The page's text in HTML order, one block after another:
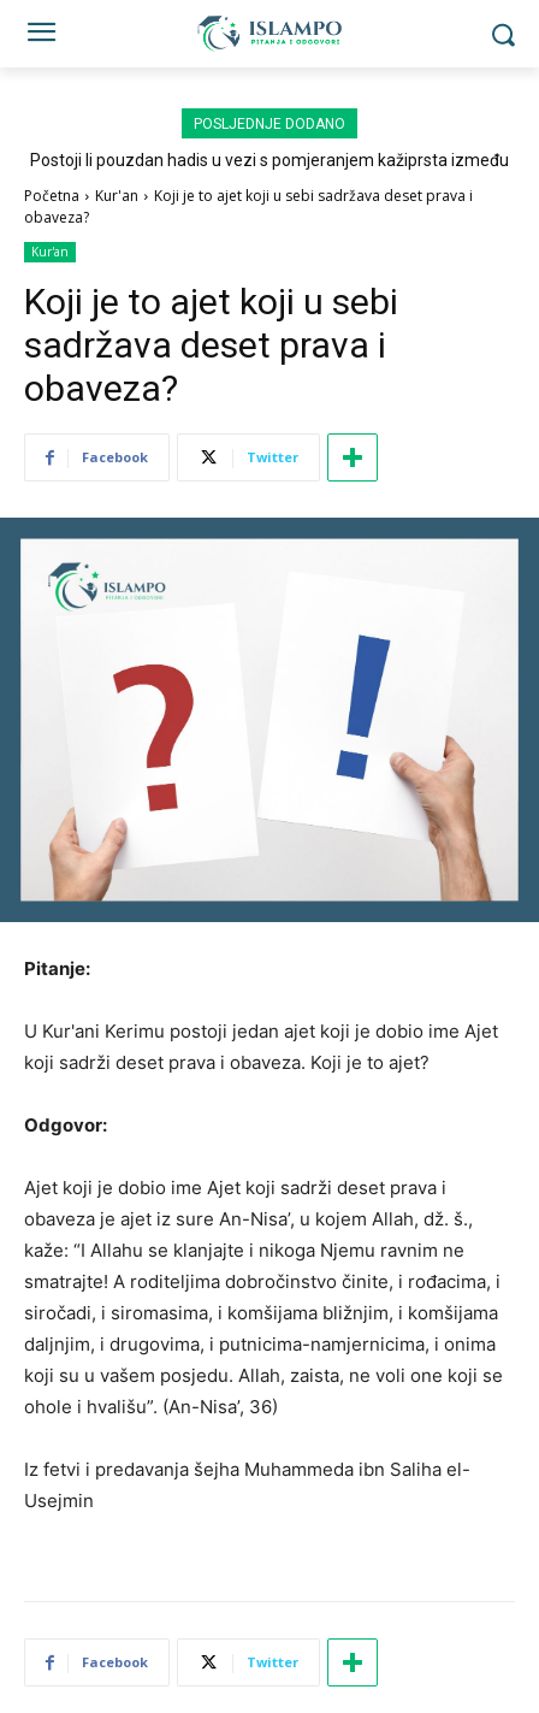
POSLJEDNJE DODANO
Postoji li pouzdan hadis u vezi s pomjeranjem kažiprsta između
Početna Kur'an
Koji je to ajet koji u sebi sadržava deset prava i
obaveza?
Kur'an
Koji je to ajet koji u sebi
sadržava deset prava i
obaveza?
Facebook Twitter
Pitanje:
U Kur'ani Kerimu postoji jedan ajet koji je dobio ime Ajet
koji sadrži deset prava i obaveza. Koji je to ajet?
Odgovor:
Ajet koji je dobio ime Ajet koji sadrži deset prava i
obaveza je ajet iz sure An-Nisa’, u kojem Allah, dž. š.,
kaže: “I Allahu se klanjajte i nikoga Njemu ravnim ne
smatrajte! A roditeljima dobročinstvo činite, i rođacima, i
siročadi, i siromasima, i komšijama bližnjim, i komšijama
daljnjim, i drugovima, i putnicima-namjernicima, i onima
koji su u vašem posjedu. Allah, zaista, ne voli one koji se
ohole i hvališu”. (An-Nisa’, 36)
Iz fetvi i predavanja šejha Muhammeda ibn Saliha el-
Usejmin
Facebook Twitter